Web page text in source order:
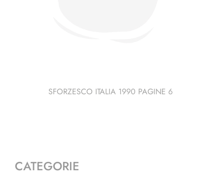
SFORZESCO ITALIA 1990 PAGINE 6
CATEGORIE